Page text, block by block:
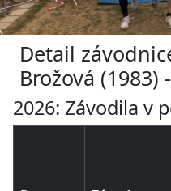
Detail
Brožová (1983)
2026: Závodila v